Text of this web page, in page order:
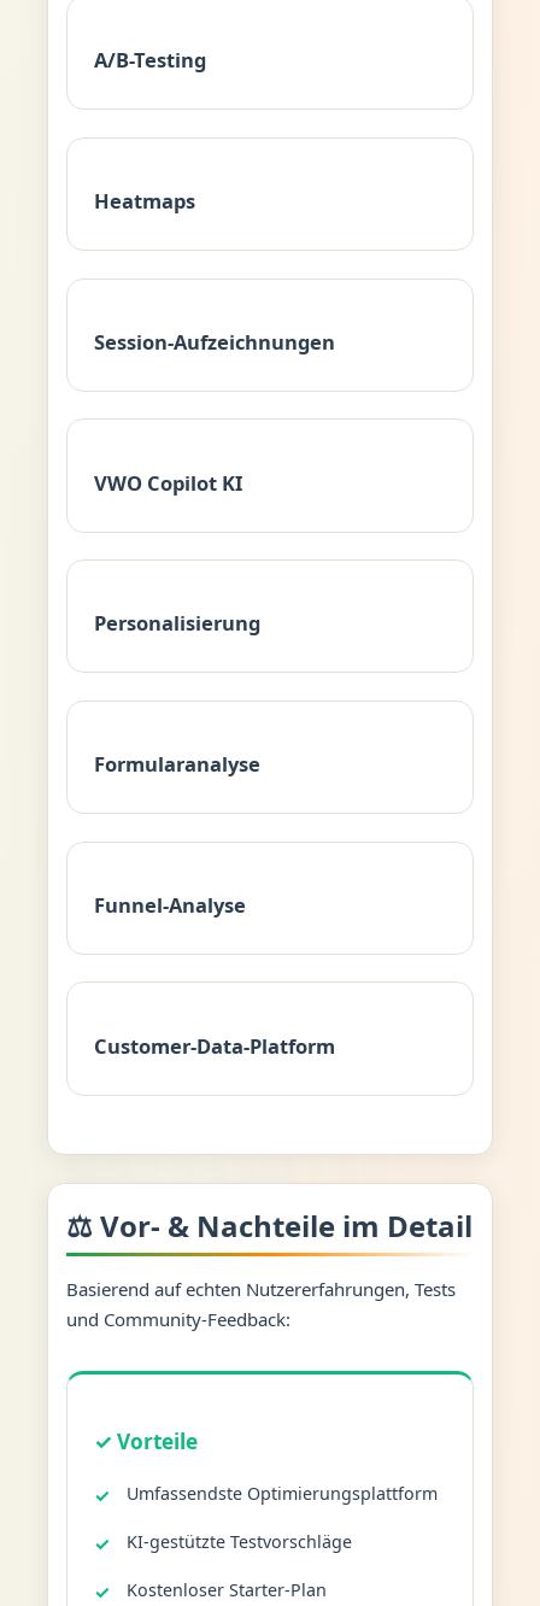
A/B-Testing
Heatmaps
Session-Aufzeichnungen
VWO Copilot KI
Personalisierung
Formularanalyse
Funnel-Analyse
Customer-Data-Platform
⚖️ Vor- & Nachteile im Detail
Basierend auf echten Nutzererfahrungen, Tests
und Community-Feedback:
✓ Vorteile
Umfassendste Optimierungsplattform
KI-gestützte Testvorschläge
Kostenloser Starter-Plan